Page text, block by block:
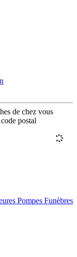
de chez vous
postal
Pompes Funèbres